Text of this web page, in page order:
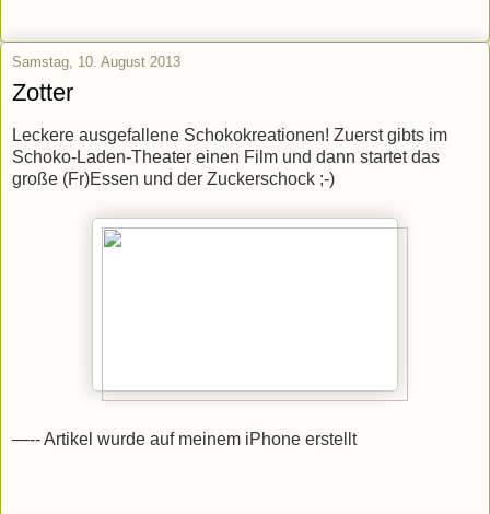
Samstag, 10. August 2013
Zotter
Leckere ausgefallene Schokokreationen! Zuerst gibts im
Schoko-Laden-Theater einen Film und dann startet das
große (Fr)Essen und der Zuckerschock ;-)
—-- Artikel wurde auf meinem iPhone erstellt